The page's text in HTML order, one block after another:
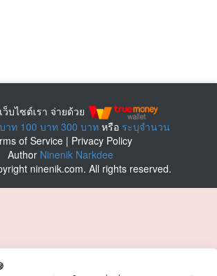
บไซต์เรา จ่ายด้วย
าท 100 บาท 300 บาท หรือ ระบุจำนวน
of Service | Privacy Policy
Author Ninenik Narkdee
ninenik.com. All rights reserved.